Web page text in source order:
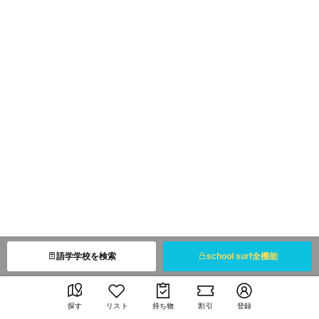
探す リスト 持ち物 割引 登録
語学学校を検索 school surf全機能